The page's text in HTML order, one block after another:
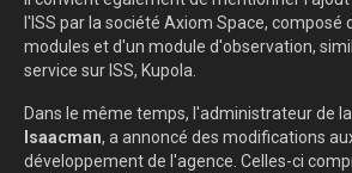
l'ISS par la société Axiom Space, composé
modules et d'un module d'observation,
service sur ISS, Kupola.
Dans le même temps, l'administrateur de
Isaacman, a annoncé des modifications
développement de l'agence. Celles-ci